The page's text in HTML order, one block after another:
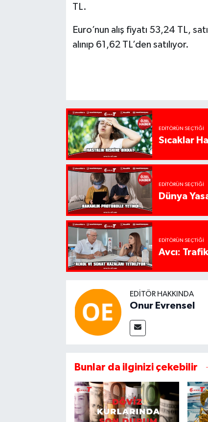
TL.
Euro’nun alış fiyatı 53,24 TL,
alınıp 61,62 TL’den satılıyor.
EDITÖRÜN SEÇTIĞI
Sıcaklar
EDITÖRÜN SEÇTIĞI
Dünya
EDITÖRÜN SEÇTIĞI
Avcı:
EDITÖR HAKKINDA
Onur Evrensel
Bunlar da ilginizi çekebilir